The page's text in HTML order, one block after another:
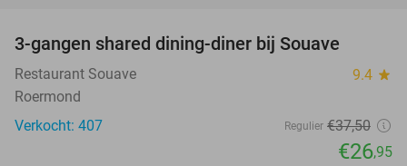
3-gangen shared dining-diner bij Souave
Restaurant Souave 9.4 star
Roermond
Verkocht: 407
Regulier €37,50
€26,95